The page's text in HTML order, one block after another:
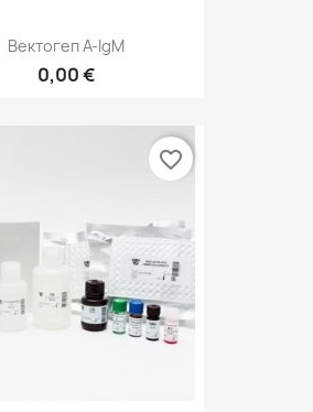
Вектогеп А-IgM
0,00 €
favorite_border